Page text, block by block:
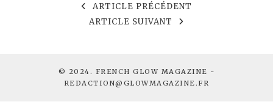
ARTICLE PRÉCÉDENT
ARTICLE SUIVANT
© 2024. FRENCH GLOW MAGAZINE -
REDACTION@GLOWMAGAZINE.FR